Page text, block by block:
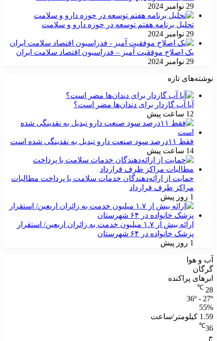
29 نوامبر 2024
تحلیل برنامه هفتم توسعه در حوزه دارو و سلامت
29 نوامبر 2024
یک اصلاح موفقیت آمیز – فدراسیون اقتصاد سلامت ایران
29 نوامبر 2024
نوشته‌های تازه
آیا آب گازدار برای دندان‌ها مضر است؟
12 ساعت پیش
فقط ۱۱‌درصد سود صنعت دارو تبدیل به نقدینگی شده است
14 ساعت پیش
حمایت از ارائه‌دهندگان خدمات سلامت با پرداخت مطالبات
مراکز طرف قرارداد
1 روز پیش
ارائه بیش از ۱.۷ میلیون خدمت به زائران اربعین/ استقرار
پزشک خانواده در ۶۴ شهرستان
1 روز پیش
آب و هوا
گرگان
ابرهای پراکنده
28
℃
36º - 27º
55%
1.59 کیلومتر/ساعت
36
℃
ج